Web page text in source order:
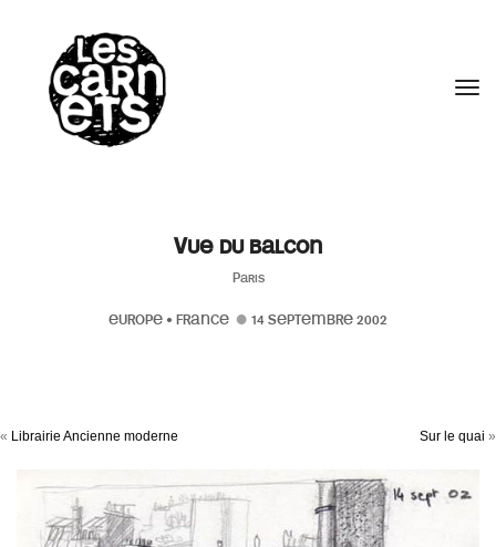
Vue du balcon
Paris
EUROPE • FRANCE 14 SEPTEMBRE 2002
« Librairie Ancienne moderne Sur le quai »